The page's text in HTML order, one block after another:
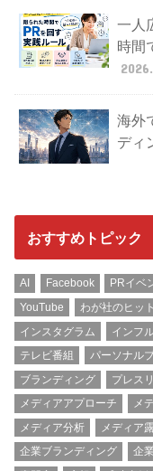
一人
時間
海外
ディ
おすすめトピック
AI Facebook PRイベ
YouTube
わが社のヒッ
インスタグラム
インフ
テレビ番組
パーソナル
ブランディング
プレス
メディアアプローチ
メ
メディア分析
メディア
企業ブランディング
企